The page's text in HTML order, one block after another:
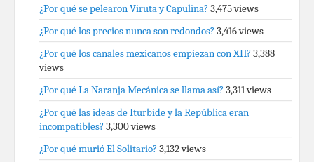
¿Por qué se pelearon Viruta y Capulina? 3,475 views
¿Por qué los precios nunca son redondos? 3,416 views
¿Por qué los canales mexicanos empiezan con XH? 3,388
views
¿Por qué La Naranja Mecánica se llama así? 3,311 views
¿Por qué las ideas de Iturbide y la República eran
incompatibles? 3,300 views
¿Por qué murió El Solitario? 3,132 views